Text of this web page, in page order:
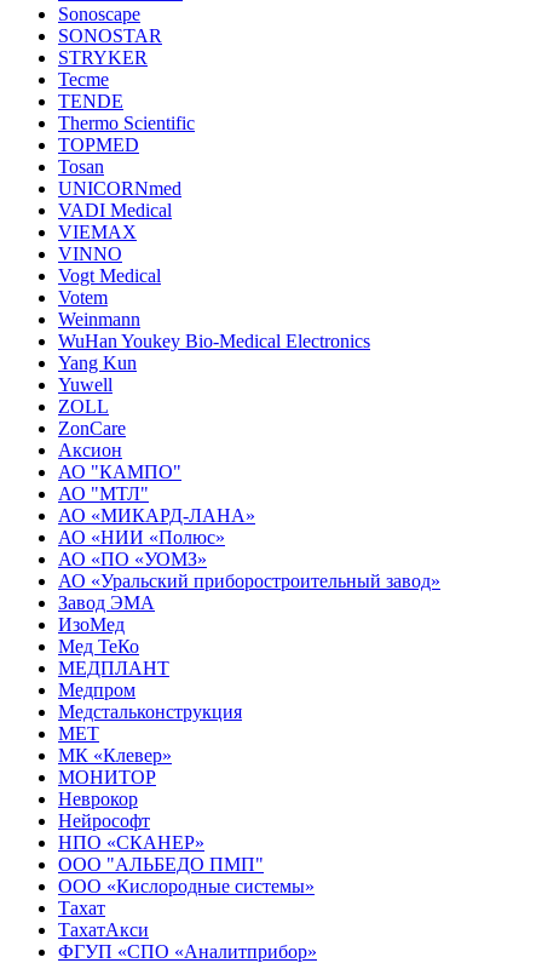
Sonoscape
SONOSTAR
STRYKER
Tecme
TENDE
Thermo Scientific
TOPMED
Tosan
UNICORNmed
VADI Medical
VIEMAX
VINNO
Vogt Medical
Votem
Weinmann
WuHan Youkey Bio-Medical Electronics
Yang Kun
Yuwell
ZOLL
ZonCare
Аксион
АО "КАМПО"
АО "МТЛ"
АО «МИКАРД-ЛАНА»
АО «НИИ «Полюс»
АО «ПО «УОМЗ»
АО «Уральский приборостроительный завод»
Завод ЭМА
ИзоМед
Мед ТеКо
МЕДПЛАНТ
Медпром
Медстальконструкция
МЕТ
МК «Клевер»
МОНИТОР
Неврокор
Нейрософт
НПО «СКАНЕР»
ООО "АЛЬБЕДО ПМП"
ООО «Кислородные системы»
Тахат
ТахатАкси
ФГУП «СПО «Аналитприбор»